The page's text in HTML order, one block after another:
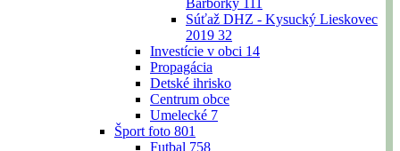
Barborky 111
Súťaž DHZ - Kysucký Lieskovec
2019 32
Investície v obci 14
Propagácia
Detské ihrisko
Centrum obce
Umelecké 7
Šport foto 801
Futbal 758